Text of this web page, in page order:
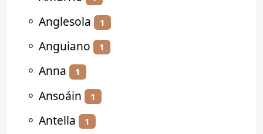
⚬ Anglesola 1
⚬ Anguiano 1
⚬ Anna 1
⚬ Ansoáin 1
⚬ Antella 1